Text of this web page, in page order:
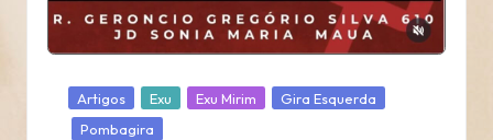
Posted
in
Artigos Exu Exu Mirim
Gira Esquerda
Pombagira